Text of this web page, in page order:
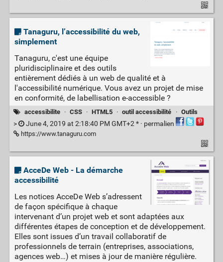
Tanaguru, l’accessibilité du web,
simplement
Tanaguru, c'est une équipe
pluridisciplinaire et des outils
entièrement dédiés à un web de qualité et à
l'accessibilité numérique. Vous avez un projet de mise
en conformité, de labellisation e‑accessible ?
accessibilite · CSS · HTML5 · outil accessibilité · Outils
> June 4, 2019 at 2:18:40 PM GMT+2 * · permalien
https://www.tanaguru.com
AcceDe Web - La démarche
accessibilité
Les notices AcceDe Web s’adressent
de façon spécifique à chaque
intervenant d’un projet web et sont adaptées aux
différentes étapes de conception et de développement.
Elles sont issues d’un travail collaboratif de
professionnels de terrain (entreprises, associations,
agences web…) et mises à jour de manière régulière.